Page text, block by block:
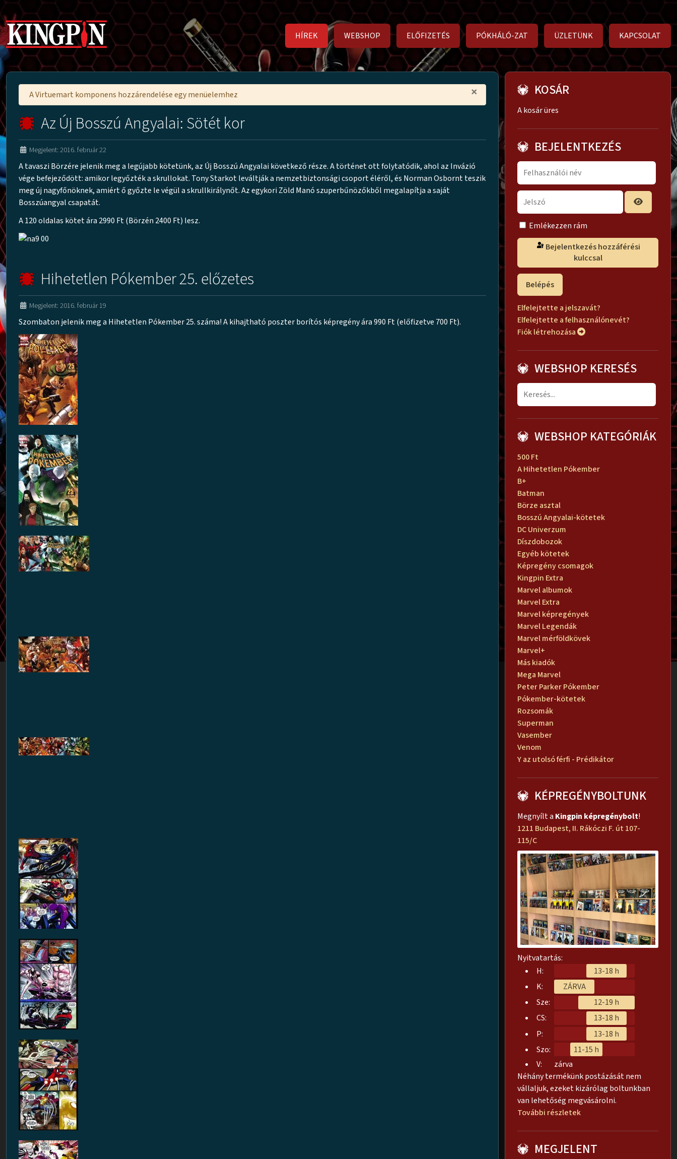
HÍREK WEBSHOP ELŐFIZETÉS PÓKHÁLÓ-ZAT ÜZLETÜNK KAPCSOLAT
×
A Virtuemart komponens hozzárendelése egy menüelemhez
Az Új Bosszú Angyalai: Sötét kor
Megjelent: 2016. február 22
A tavaszi Börzére jelenik meg a legújabb kötetünk, az Új Bosszú Angyalai következő része. A történet ott folytatódik, ahol az Invázió
vége befejeződött: amikor legyőzték a skrullokat. Tony Starkot leváltják a nemzetbiztonsági csoport éléről, és Norman Osbornt teszik
meg új nagyfőnöknek, amiért ő győzte le végül a skrullkirálynőt. Az egykori Zöld Manó szuperbűnözőkből megalapítja a saját
Bosszúangyal csapatát.
A 120 oldalas kötet ára 2990 Ft (Börzén 2400 Ft) lesz.
Hihetetlen Pókember 25. előzetes
Megjelent: 2016. február 19
Szombaton jelenik meg a Hihetetlen Pókember 25. száma! A kihajtható poszter borítós képregény ára 990 Ft (előfizetve 700 Ft).
KOSÁR
A kosár üres
BEJELENTKEZÉS
Emlékezzen rám
kulccsal
Belépés
Elfelejtette a jelszavát?
Elfelejtette a felhasználónevét?
Fiók létrehozása
WEBSHOP KERESÉS
WEBSHOP KATEGÓRIÁK
500 Ft
A Hihetetlen Pókember
B+
Batman
Börze asztal
Bosszú Angyalai-kötetek
DC Univerzum
Díszdobozok
Egyéb kötetek
Képregény csomagok
Kingpin Extra
Marvel albumok
Marvel Extra
Marvel képregények
Marvel Legendák
Marvel mérföldkövek
Marvel+
Más kiadók
Mega Marvel
Peter Parker Pókember
Pókember-kötetek
Rozsomák
Superman
Vasember
Venom
Y az utolsó férfi - Prédikátor
KÉPREGÉNYBOLTUNK
Megnyílt a Kingpin képregénybolt!
1211 Budapest, II. Rákóczi F. út 107-
115/C
Nyitvatartás:
H:
13-18 h
K:
ZÁRVA
Sze:
12-19 h
CS:
13-18 h
P:
13-18 h
Szo:
11-15 h
V:
zárva
Néhány termékünk postázását nem
vállaljuk, ezeket kizárólag boltunkban
van lehetőség megvásárolni.
További részletek
MEGJELENT